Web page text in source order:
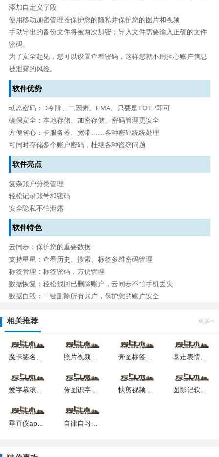
添加自定义字段
使用移动加密管理器保护您的隐私并保护您的图片和视频
手动导出的备份文件将被两次加密；导入文件需要输入正确的文件
密码。
为了安全起见，您可以设置查看密码，这样您就不用担心账户信息
被泄露的风险。
软件优势
动态密码：D令牌、二因素、FMA、只要是TOTP即可
确保安全：本地存储、加密存储、密码管理更安全
方便省心：卡服务器、宽带……各种密码统统处理
可同时存储多个账户密码，杜绝各种盗窃问题
软件亮点
复杂账户分类管理
轻松记录账号和密码
安全隐私不怕泄露
软件特色
云同步：保护您的重要数据
支持星星：查看历史、搜索、标签多维密码管理
标签管理：标签密码，方便管理
数据恢复：轻松找回已删除账户，云同步不怕手机丢失
数据自毁：一键删除所有账户，保护您的账户安全
相关推荐 更多+
照片视频压缩软件2026最新版下载 奔图标签打印安卓最新下载安装 暴走表情包软件最新安卓版本
爱字幕滚动字幕制作软件安卓下载最新版 传图识字专业版软件安卓版 快剪视频软件安卓最新下载安装 图影记软件下载安装安卓版本
垂直仪app2026版安卓版